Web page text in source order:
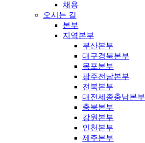
채용
오시는 길
본부
지역본부
부산본부
대구경북본부
목포본부
광주전남본부
전북본부
대전세종충남본부
충북본부
강원본부
인천본부
제주본부